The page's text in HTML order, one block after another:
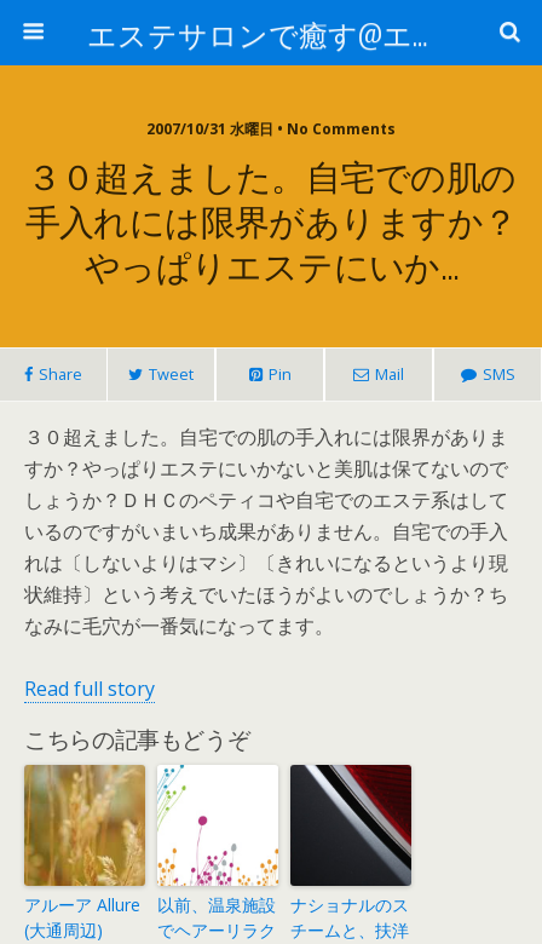
エステサロンで癒す@エステ～全国エステ情報
2007/10/31 水曜日 • No Comments
３０超えました。自宅での肌の
手入れには限界がありますか？
やっぱりエステにいか…
Share Tweet Pin Mail SMS
３０超えました。自宅での肌の手入れには限界がありま
すか？やっぱりエステにいかないと美肌は保てないので
しょうか？ＤＨＣのペティコや自宅でのエステ系はして
いるのですがいまいち成果がありません。自宅での手入
れは〔しないよりはマシ〕〔きれいになるというより現
状維持〕という考えでいたほうがよいのでしょうか？ち
なみに毛穴が一番気になってます。
Read full story
こちらの記事もどうぞ
アルーア Allure
(大通周辺)
以前、温泉施設
でヘアーリラク
ナショナルのス
チームと、扶洋